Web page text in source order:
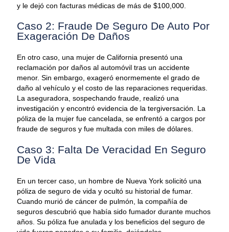
y le dejó con facturas médicas de más de $100,000.
Caso 2: Fraude De Seguro De Auto Por
Exageración De Daños
En otro caso, una mujer de California presentó una
reclamación por daños al automóvil tras un accidente
menor. Sin embargo, exageró enormemente el grado de
daño al vehículo y el costo de las reparaciones requeridas.
La aseguradora, sospechando fraude, realizó una
investigación y encontró evidencia de la tergiversación. La
póliza de la mujer fue cancelada, se enfrentó a cargos por
fraude de seguros y fue multada con miles de dólares.
Caso 3: Falta De Veracidad En Seguro
De Vida
En un tercer caso, un hombre de Nueva York solicitó una
póliza de seguro de vida y ocultó su historial de fumar.
Cuando murió de cáncer de pulmón, la compañía de
seguros descubrió que había sido fumador durante muchos
años. Su póliza fue anulada y los beneficios del seguro de